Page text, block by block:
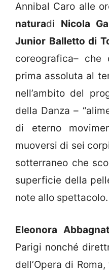
Annibal Caro alle
naturadi Nicola
Junior Balletto di
coreografica–
prima assoluta al
nell’ambito del
della Danza –
di eterno
muoversi di sei
sotterraneo che
superficie della
note allo spettacolo.
Eleonora
Parigi nonché
dell’Opera di